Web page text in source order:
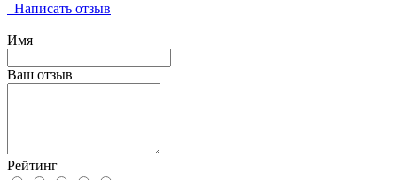
Написать отзыв
Имя
Ваш отзыв
Рейтинг